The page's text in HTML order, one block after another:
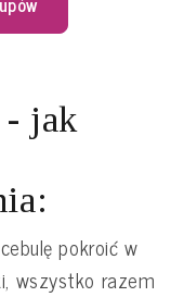
- jak
pokroić w
wszystko razem